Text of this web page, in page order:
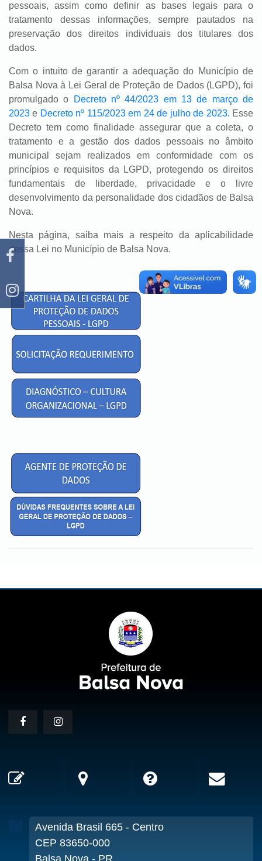
pessoais, assim como definir as bases legais para o
tratamento dessas informações, sempre pautados na
preservação dos direitos individuais dos titulares dos
dados.
Com o intuito de garantir a adequação do Município de
Balsa Nova à Lei Geral de Proteção de Dados (LGPD), foi
promulgado o
Decreto nº 44/2023 em 13 de março de
2023 e Decreto nº 115/2023 em 24 de julho de 2023. Esse
Decreto tem como finalidade assegurar que a coleta, o
tratamento e a gestão dos dados pessoais no âmbito
municipal sejam realizados em conformidade com os
princípios e requisitos da LGPD, protegendo os direitos
fundamentais de liberdade, privacidade e o livre
desenvolvimento da personalidade dos cidadãos de Balsa
Nova.
Nesta página, saiba mais a respeito da aplicabilidade
dessa Lei no Município de Balsa Nova.
Avenida Brasil 665 - Centro
CEP 83650-000
Balsa Nova - PR